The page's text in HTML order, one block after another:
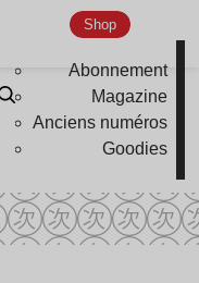
Shop
Abonnement
Magazine
Anciens numéros
Goodies